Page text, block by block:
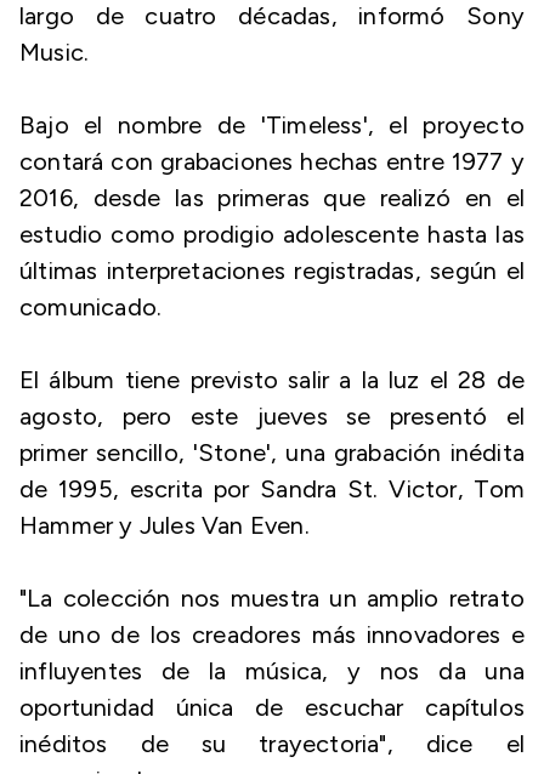
largo de cuatro décadas, informó Sony
Music.
Bajo el nombre de 'Timeless', el proyecto
contará con grabaciones hechas entre 1977 y
2016, desde las primeras que realizó en el
estudio como prodigio adolescente hasta las
últimas interpretaciones registradas, según el
comunicado.
El álbum tiene previsto salir a la luz el 28 de
agosto, pero este jueves se presentó el
primer sencillo, 'Stone', una grabación inédita
de 1995, escrita por Sandra St. Victor, Tom
Hammer y Jules Van Even.
"La colección nos muestra un amplio retrato
de uno de los creadores más innovadores e
influyentes de la música, y nos da una
oportunidad única de escuchar capítulos
inéditos de su trayectoria", dice el